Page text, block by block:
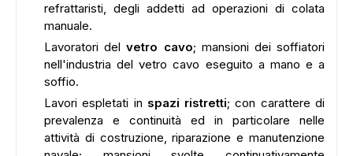
ADS
refrattaristi, degli addetti ad operazioni di colata
manuale.
Lavoratori del vetro cavo; mansioni dei soffiatori
nell'industria del vetro cavo eseguito a mano e a
soffio.
Lavori espletati in spazi ristretti; con carattere di
prevalenza e continuità ed in particolare nelle
attività di costruzione, riparazione e manutenzione